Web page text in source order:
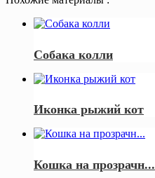
Собака колли
Иконка рыжий кот
Кошка на прозрачн...